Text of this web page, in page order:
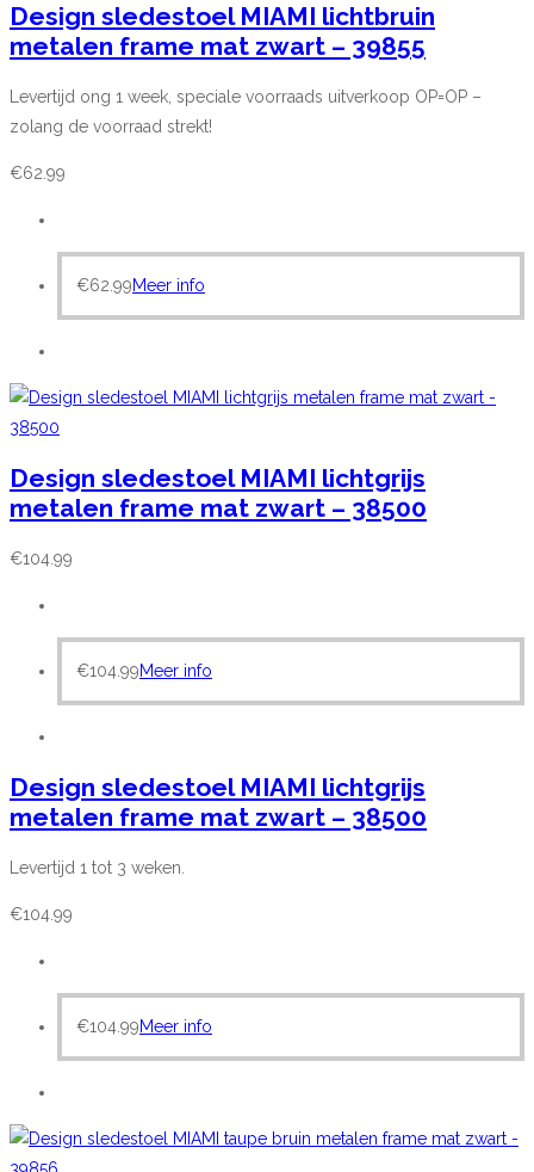
Design sledestoel MIAMI lichtbruin
metalen frame mat zwart – 39855
Levertijd ong 1 week, speciale voorraads uitverkoop OP=OP –
zolang de voorraad strekt!
€62.99
€62.99Meer info
Design sledestoel MIAMI lichtgrijs
metalen frame mat zwart – 38500
€104.99
€104.99Meer info
Design sledestoel MIAMI lichtgrijs
metalen frame mat zwart – 38500
Levertijd 1 tot 3 weken.
€104.99
€104.99Meer info